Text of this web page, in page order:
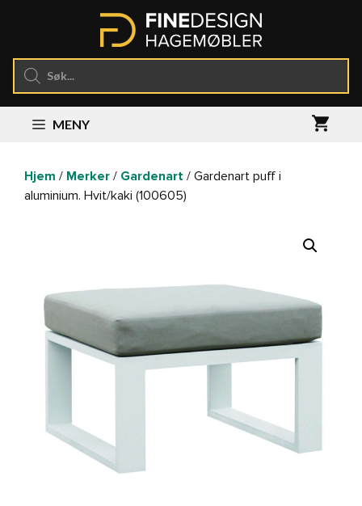
Products
search
MENY
Hjem / Merker / Gardenart / Gardenart puff i
aluminium. Hvit/kaki (100605)